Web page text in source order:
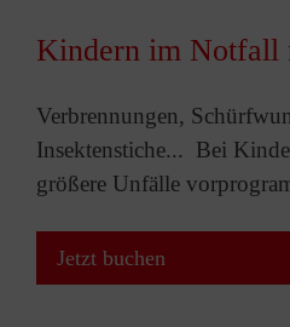
Kindern im Notfall
Verbrennungen,
Insektenstiche... Bei
größere Unfälle
Jetzt buchen